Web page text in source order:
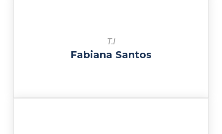
T.I
Fabiana Santos